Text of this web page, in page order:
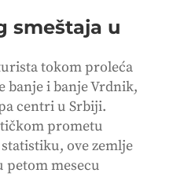
smeštaja u
tokom proleća
banje i banje Vrdnik,
centri u Srbiji.
prometu
ove zemlje
petom mesecu